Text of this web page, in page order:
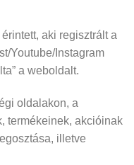
aki regisztrált a
Youtube/Instagram
a weboldalt.
oldalakon, a
termékeinek, akcióinak
illetve